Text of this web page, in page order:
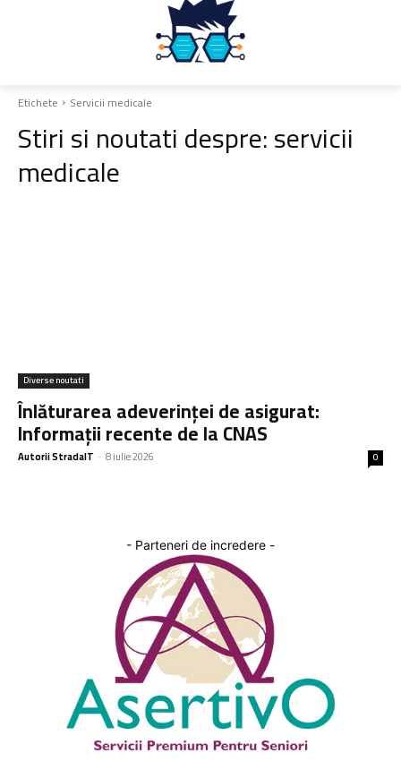
Etichete Servicii medicale
Stiri si noutati despre:servicii
medicale
Diverse noutati
Înlăturarea adeverinței de asigurat:
Informații recente de la CNAS
Autorii StradaIT - 8 iulie 2026 0
- Parteneri de incredere -